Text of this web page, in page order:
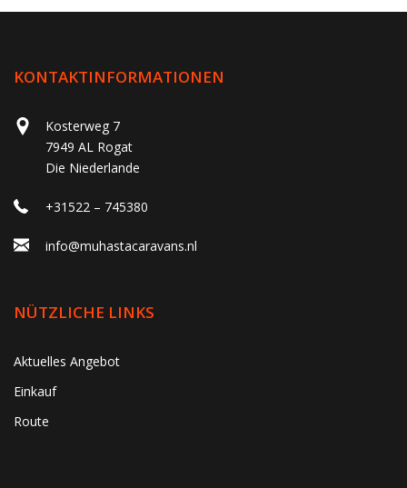
KONTAKTINFORMATIONEN
Kosterweg 7
7949 AL Rogat
Die Niederlande
+31522 – 745380
info@muhastacaravans.nl
NÜTZLICHE LINKS
Aktuelles Angebot
Einkauf
Route